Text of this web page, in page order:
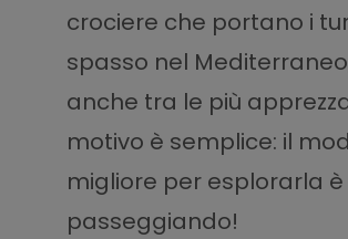
crociere che portano i
spasso nel
anche tra le più
motivo è semplice: il
migliore per esplorarla è
passeggiando!